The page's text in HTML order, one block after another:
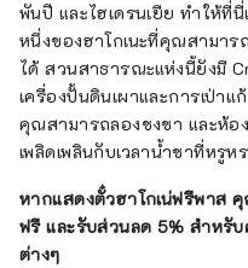
พันปี และไฮเดรนเยีย ทำให้ที่
หนึ่งของฮาโกเนะที่คุณสามา
ได้ สวนสาธารณะแห่งนี้ยังมี
เครื่องปั้นดินเผาและการเป่า
คุณสามารถลองชงชา และห้
เพลิดเพลินกับเวลาน้ำชาที่หรูห
หากแสดงตั๋วฮาโกเน่ฟรีพาส
ฟรี และรับส่วนลด 5% สำหรั
ต่างๆ